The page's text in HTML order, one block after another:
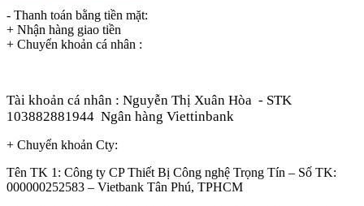
- Thanh toán bằng tiền mặt:
+ Nhận hàng giao tiền
+ Chuyển khoản cá nhân :
Tài khoản cá nhân : Nguyễn Thị Xuân Hòa - STK
103882881944 Ngân hàng Viettinbank
+ Chuyển khoản Cty:
Tên TK 1: Công ty CP Thiết Bị Công nghệ Trọng Tín – Số TK:
000000252583 – Vietbank Tân Phú, TPHCM